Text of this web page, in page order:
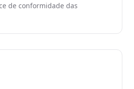
de conformidade das